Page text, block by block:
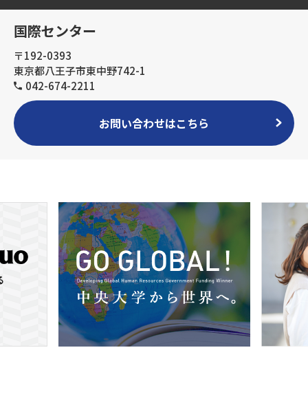
国際センター
〒192-0393
東京都八王子市東中野742-1
042-674-2211
お問い合わせはこちら